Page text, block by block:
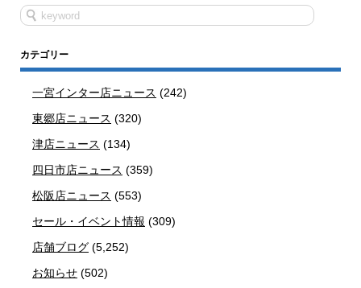
カテゴリー
一宮インター店ニュース (242)
東郷店ニュース (320)
津店ニュース (134)
四日市店ニュース (359)
松阪店ニュース (553)
セール・イベント情報 (309)
店舗ブログ (5,252)
お知らせ (502)